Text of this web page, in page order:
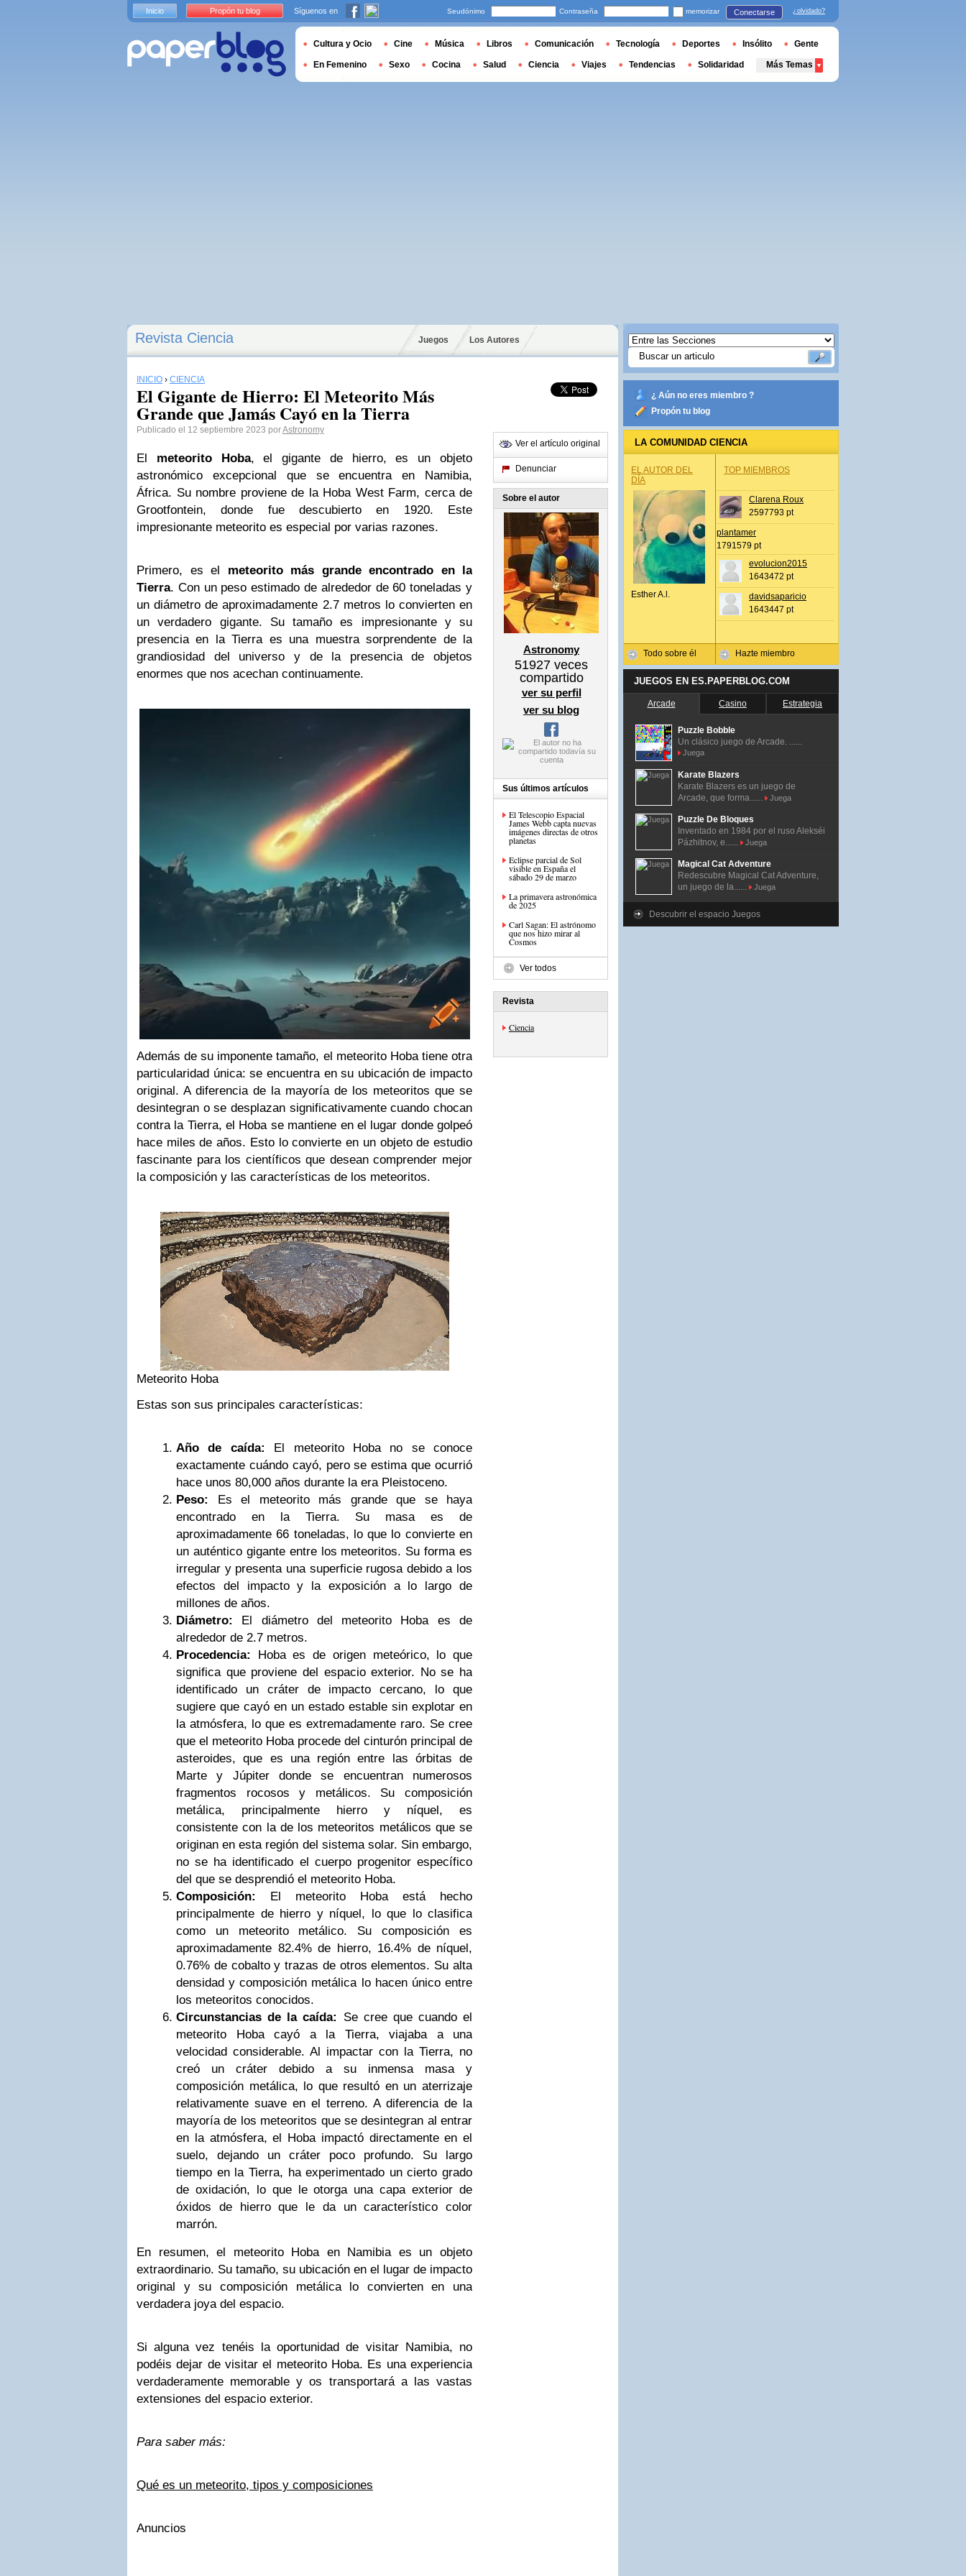
Revista Ciencia Juegos Los Autores
INICIO › CIENCIA
El Gigante de Hierro: El Meteorito Más
Grande que Jamás Cayó en la Tierra
Publicado el 12 septiembre 2023 porAstronomy
El meteorito Hoba, el gigante de hierro, es un objeto
astronómico excepcional que se encuentra en Namibia,
África. Su nombre proviene de la Hoba West Farm, cerca de
Grootfontein, donde fue descubierto en 1920. Este
impresionante meteorito es especial por varias razones.
Primero, es el meteorito más grande encontrado en la
Tierra. Con un peso estimado de alrededor de 60 toneladas y
un diámetro de aproximadamente 2.7 metros lo convierten en
un verdadero gigante. Su tamaño es impresionante y su
presencia en la Tierra es una muestra sorprendente de la
grandiosidad del universo y de la presencia de objetos
enormes que nos acechan continuamente.
Además de su imponente tamaño, el meteorito Hoba tiene otra
particularidad única: se encuentra en su ubicación de impacto
original. A diferencia de la mayoría de los meteoritos que se
desintegran o se desplazan significativamente cuando chocan
contra la Tierra, el Hoba se mantiene en el lugar donde golpeó
hace miles de años. Esto lo convierte en un objeto de estudio
fascinante para los científicos que desean comprender mejor
la composición y las características de los meteoritos.
Meteorito Hoba
Estas son sus principales características:
Año de caída: El meteorito Hoba no se conoce
exactamente cuándo cayó, pero se estima que ocurrió
hace unos 80,000 años durante la era Pleistoceno.
Peso:
Es el meteorito más grande que se haya
encontrado en la Tierra. Su masa es de
aproximadamente 66 toneladas, lo que lo convierte en
un auténtico gigante entre los meteoritos. Su forma es
irregular y presenta una superficie rugosa debido a los
efectos del impacto y la exposición a lo largo de
millones de años.
Diámetro:
El diámetro del meteorito Hoba es de
alrededor de 2.7 metros.
Procedencia:
Hoba es de origen meteórico, lo que
significa que proviene del espacio exterior. No se ha
identificado un cráter de impacto cercano, lo que
sugiere que cayó en un estado estable sin explotar en
la atmósfera, lo que es extremadamente raro. Se cree
que el meteorito Hoba procede del cinturón principal de
asteroides, que es una región entre las órbitas de
Marte y Júpiter donde se encuentran numerosos
fragmentos rocosos y metálicos. Su composición
metálica, principalmente hierro y níquel, es
consistente con la de los meteoritos metálicos que se
originan en esta región del sistema solar. Sin embargo,
no se ha identificado el cuerpo progenitor específico
del que se desprendió el meteorito Hoba.
Composición:
El meteorito Hoba está hecho
principalmente de hierro y níquel, lo que lo clasifica
como un meteorito metálico. Su composición es
aproximadamente 82.4% de hierro, 16.4% de níquel,
0.76% de cobalto y trazas de otros elementos. Su alta
densidad y composición metálica lo hacen único entre
los meteoritos conocidos.
Circunstancias de la caída:
Se cree que cuando el
meteorito Hoba cayó a la Tierra, viajaba a una
velocidad considerable. Al impactar con la Tierra, no
creó un cráter debido a su inmensa masa y
composición metálica, lo que resultó en un aterrizaje
relativamente suave en el terreno. A diferencia de la
mayoría de los meteoritos que se desintegran al entrar
en la atmósfera, el Hoba impactó directamente en el
suelo, dejando un cráter poco profundo. Su largo
tiempo en la Tierra, ha experimentado un cierto grado
de oxidación, lo que le otorga una capa exterior de
óxidos de hierro que le da un característico color
marrón.
En resumen, el meteorito Hoba en Namibia es un objeto
extraordinario. Su tamaño, su ubicación en el lugar de impacto
original y su composición metálica lo convierten en una
verdadera joya del espacio.
Si alguna vez tenéis la oportunidad de visitar Namibia, no
podéis dejar de visitar el meteorito Hoba. Es una experiencia
verdaderamente memorable y os transportará a las vastas
extensiones del espacio exterior.
Para saber más:
Qué es un meteorito, tipos y composiciones
Anuncios
Ver el artículo original
Denunciar
Sobre el autor
Astronomy
51927 veces
compartido
ver su perfil
ver su blog
Sus últimos artículos
El Telescopio Espacial
James Webb capta nuevas
imágenes directas de otros
planetas
Eclipse parcial de Sol
visible en España el
sábado 29 de marzo
La primavera astronómica
de 2025
Carl Sagan: El astrónomo
que nos hizo mirar al
Cosmos
Ver todos
Revista
Ciencia
¿ Aún no eres miembro ?
Propón tu blog
LA COMUNIDAD CIENCIA
EL AUTOR DEL
DÍA
Esther A.l.
Todo sobre él
TOP MIEMBROS
Clarena Roux
2597793 pt
plantamer
1791579 pt
evolucion2015
1643472 pt
davidsaparicio
1643447 pt
Hazte miembro
JUEGOS EN ES.PAPERBLOG.COM
Arcade Casino Estrategia
Puzzle Bobble
Un clásico juego de Arcade. ......
Juega
Karate Blazers
Karate Blazers es un juego de
Arcade, que forma......
Juega
Puzzle De Bloques
Inventado en 1984 por el ruso Alekséi
Pázhitnov, e......
Juega
Magical Cat Adventure
Redescubre Magical Cat Adventure,
un juego de la......
Juega
Descubrir el espacio Juegos
Inicio Propón tu blog Síguenos en Seudónimo Contraseña memorizar Conectarse ¿olvidado?
Cultura y Ocio Cine Música Libros Comunicación Tecnología Deportes Insólito Gente
En Femenino Sexo Cocina Salud Ciencia Viajes Tendencias Solidaridad Más Temas